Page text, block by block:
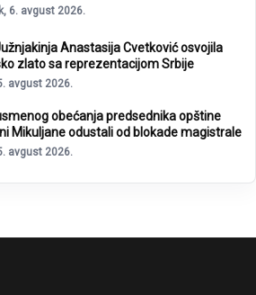
6. avgust 2026.
Anastasija Cvetković osvojila
zlato sa reprezentacijom Srbije
avgust 2026.
obećanja predsednika opštine
Mikuljane odustali od blokade magistrale
avgust 2026.